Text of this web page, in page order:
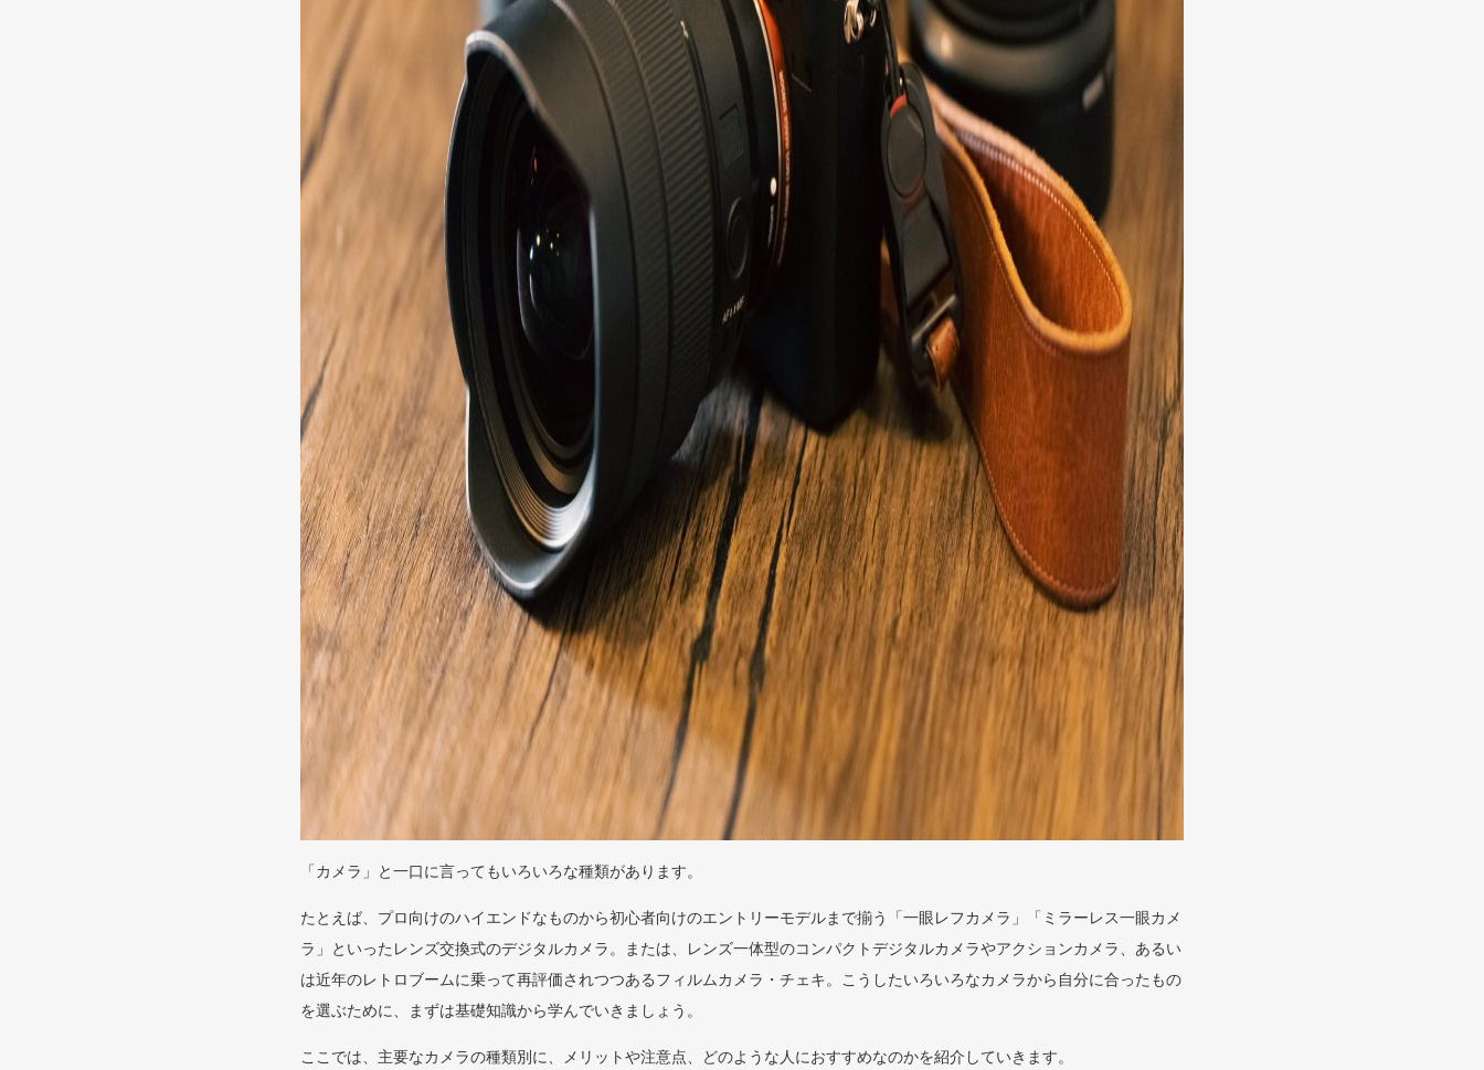
「カメラ」と一口に言ってもいろいろな種類があります。
たとえば、プロ向けのハイエンドなものから初心者向けのエントリーモデルまで揃う「一眼レフカメラ」「ミラーレス一眼カメ
ラ」といったレンズ交換式のデジタルカメラ。または、レンズ一体型のコンパクトデジタルカメラやアクションカメラ、あるい
は近年のレトロブームに乗って再評価されつつあるフィルムカメラ・チェキ。こうしたいろいろなカメラから自分に合ったもの
を選ぶために、まずは基礎知識から学んでいきましょう。
ここでは、主要なカメラの種類別に、メリットや注意点、どのような人におすすめなのかを紹介していきます。